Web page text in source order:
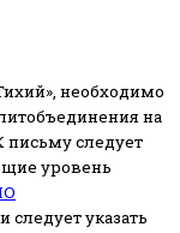
необходимо
на
письму следует
уровень
следует указать